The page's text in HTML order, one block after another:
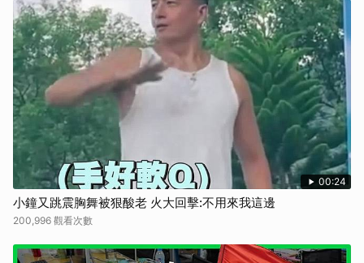
00:24
小鐘又跳震胸舞被狠酸老 火大回擊:不用來我這邊
200,996 觀看次數